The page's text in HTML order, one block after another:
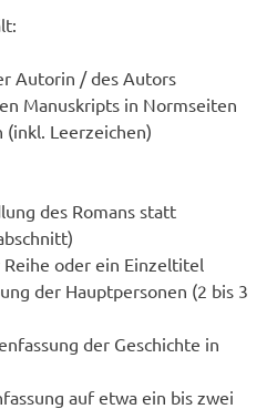
Autorin / des Autors
Manuskripts in Normseiten
(inkl. Leerzeichen)
des Romans statt
Reihe oder ein Einzeltitel
der Hauptpersonen (2 bis 3
der Geschichte in
auf etwa ein bis zwei